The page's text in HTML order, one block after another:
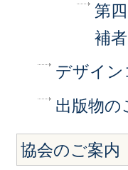
第
補
デザイン
出版物の
協会のご案内